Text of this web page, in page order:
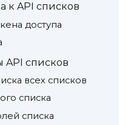
к API списков
доступа
списков
всех списков
списка
списка